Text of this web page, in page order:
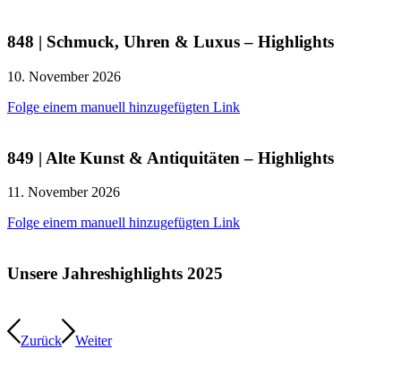
848 | Schmuck, Uhren & Luxus – Highlights
10. November 2026
Folge einem manuell hinzugefügten Link
849 | Alte Kunst & Antiquitäten – Highlights
11. November 2026
Folge einem manuell hinzugefügten Link
Unsere Jahreshighlights 2025
Zurück Weiter